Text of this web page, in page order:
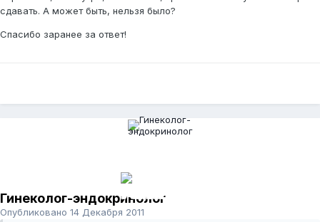
сдавать. А может быть, нельзя было?
Спасибо заранее за ответ!
Гинеколог-эндокринолог
Опубликовано 14 Декабря 2011